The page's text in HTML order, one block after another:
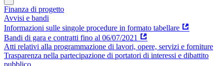
Finanza di progetto
Avvisi e bandi
Informazioni sulle singole procedure in formato tabellare
Bandi di gara e contratti fino al 06/07/2021
Atti relativi alla programmazione di lavori, opere, servizi e forniture
Trasparenza nella partecipazione di portatori di interessi e dibattito
pubblico